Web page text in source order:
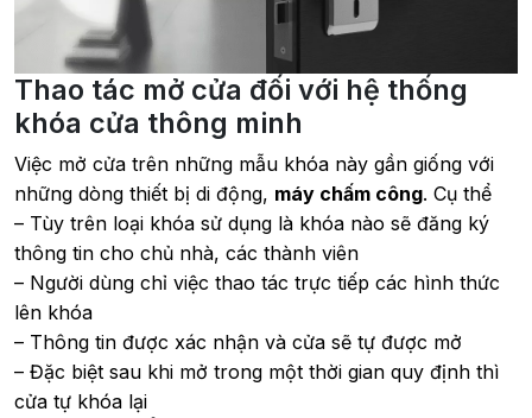
Thao tác mở cửa đối với hệ thống
khóa cửa thông minh
Việc mở cửa trên những mẫu khóa này gần giống với
những dòng thiết bị di động, máy chấm công. Cụ thể
– Tùy trên loại khóa sử dụng là khóa nào sẽ đăng ký
thông tin cho chủ nhà, các thành viên
– Người dùng chỉ việc thao tác trực tiếp các hình thức
lên khóa
– Thông tin được xác nhận và cửa sẽ tự được mở
– Đặc biệt sau khi mở trong một thời gian quy định thì
cửa tự khóa lại